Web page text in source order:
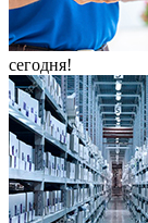
сегодня!